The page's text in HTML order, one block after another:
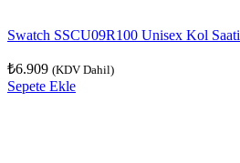
Swatch SSCU09R100 Unisex Kol Saati
₺6.909 (KDV Dahil)
Sepete Ekle